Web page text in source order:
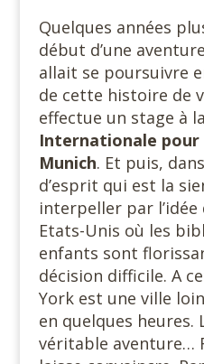
Quelques années
début d’une
allait se poursuivre
de cette histoire de
effectue un stage à la
Internationale pour
Munich. Et puis,
d’esprit qui est la
interpeller par l’idée
Etats-Unis où les
enfants sont
décision difficile. A
York est une ville
en quelques heures.
véritable aventure…